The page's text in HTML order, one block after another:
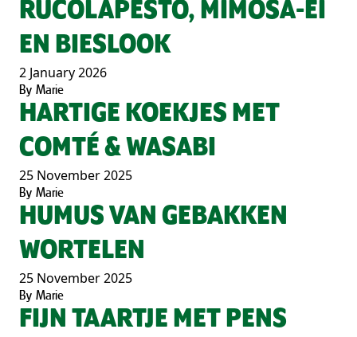
RUCOLAPESTO, MIMOSA-EI
EN BIESLOOK
2 January 2026
By Marie
HARTIGE KOEKJES MET
COMTÉ & WASABI
25 November 2025
By Marie
HUMUS VAN GEBAKKEN
WORTELEN
25 November 2025
By Marie
FIJN TAARTJE MET PENS